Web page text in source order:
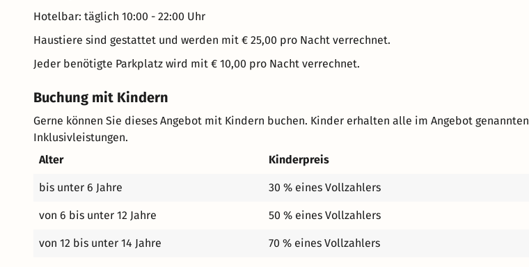
Hotelbar: täglich 10:00 - 22:00 Uhr
Haustiere sind gestattet und werden mit € 25,00 pro Nacht verrechnet.
Jeder benötigte Parkplatz wird mit € 10,00 pro Nacht verrechnet.
Buchung mit Kindern
Gerne können Sie dieses Angebot mit Kindern buchen. Kinder erhalten alle im Angebot genannten
Inklusivleistungen.
Alter
Kinderpreis
bis unter 6 Jahre 30 % eines Vollzahlers
von 6 bis unter 12 Jahre 50 % eines Vollzahlers
von 12 bis unter 14 Jahre 70 % eines Vollzahlers